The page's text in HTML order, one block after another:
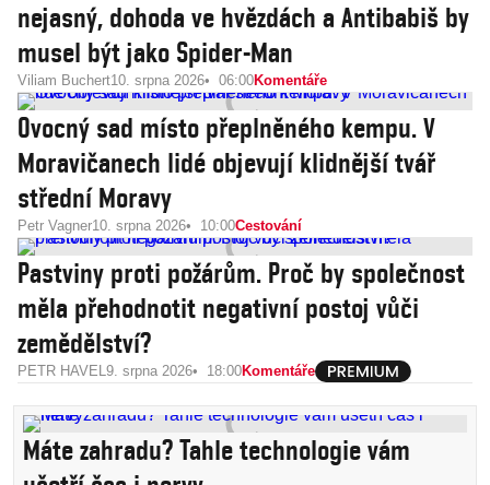
nejasný, dohoda ve hvězdách a Antibabiš by
musel být jako Spider-Man
Viliam Buchert10. srpna 2026 06:00Komentáře
Ovocný sad místo přeplněného kempu. V
Moravičanech lidé objevují klidnější tvář
střední Moravy
Petr Vagner10. srpna 2026 10:00Cestování
Pastviny proti požárům. Proč by společnost
měla přehodnotit negativní postoj vůči
zemědělství?
PETR HAVEL9. srpna 2026 18:00Komentáře
Máte zahradu? Tahle technologie vám